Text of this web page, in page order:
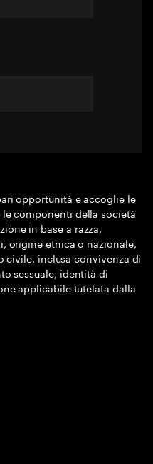
opportunità e accoglie le
componenti della società
in base a razza,
origine etnica o nazionale,
civile, inclusa convivenza di
sessuale, identità di
applicabile tutelata dalla